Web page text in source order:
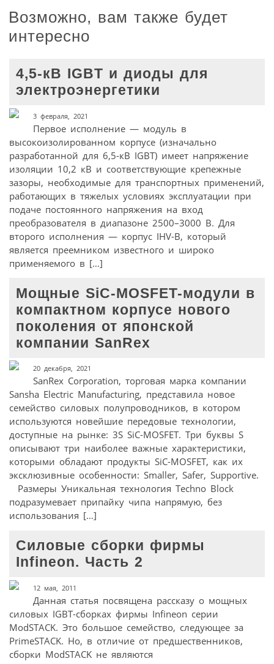
Возможно, вам также будет
интересно
4,5-кВ IGBT и диоды для
электроэнергетики
3 февраля, 2021
Первое исполнение — модуль в
высокоизолированном корпусе (изначально
разработанной для 6,5-кВ IGBT) имеет напряжение
изоляции 10,2 кВ и соответствующие крепежные
зазоры, необходимые для транспортных применений,
работающих в тяжелых условиях эксплуатации при
подаче постоянного напряжения на вход
преобразователя в диапазоне 2500–3000 В. Для
второго исполнения — корпус IHV-B, который
является преемником известного и широко
применяемого в […]
Мощные SiC-MOSFET-модули в
компактном корпусе нового
поколения от японской
компании SanRex
20 декабря, 2021
SanRex Corporation, торговая марка компании
Sansha Electric Manufacturing, представила новое
семейство силовых полупроводников, в котором
используются новейшие передовые технологии,
доступные на рынке: 3S SiC-MOSFET. Три буквы S
описывают три наиболее важные характеристики,
которыми обладают продукты SiC-MOSFET, как их
эксклюзивные особенности: Smaller, Safer, Supportive.
Размеры Уникальная технология Techno Block
подразумевает припайку чипа напрямую, без
использования […]
Силовые сборки фирмы
Infineon. Часть 2
12 мая, 2011
Данная статья посвящена рассказу о мощных
силовых IGBT-сборках фирмы Infineon серии
ModSTACK. Это большое семейство, следующее за
PrimeSTACK. Но, в отличие от предшественников,
сборки ModSTACK не являются